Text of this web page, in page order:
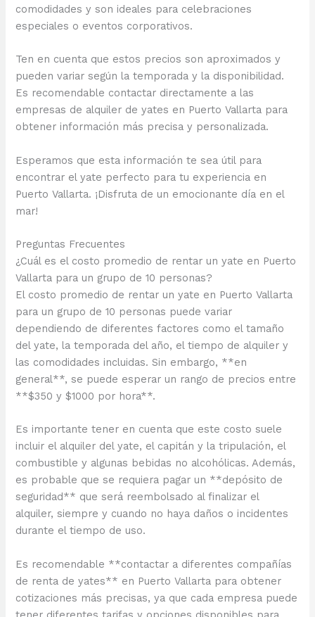
comodidades y son ideales para celebraciones
especiales o eventos corporativos.
Ten en cuenta que estos precios son aproximados y
pueden variar según la temporada y la disponibilidad.
Es recomendable contactar directamente a las
empresas de alquiler de yates en Puerto Vallarta para
obtener información más precisa y personalizada.
Esperamos que esta información te sea útil para
encontrar el yate perfecto para tu experiencia en
Puerto Vallarta. ¡Disfruta de un emocionante día en el
mar!
Preguntas Frecuentes
¿Cuál es el costo promedio de rentar un yate en Puerto
Vallarta para un grupo de 10 personas?
El costo promedio de rentar un yate en Puerto Vallarta
para un grupo de 10 personas puede variar
dependiendo de diferentes factores como el tamaño
del yate, la temporada del año, el tiempo de alquiler y
las comodidades incluidas. Sin embargo, **en
general**, se puede esperar un rango de precios entre
**$350 y $1000 por hora**.
Es importante tener en cuenta que este costo suele
incluir el alquiler del yate, el capitán y la tripulación, el
combustible y algunas bebidas no alcohólicas. Además,
es probable que se requiera pagar un **depósito de
seguridad** que será reembolsado al finalizar el
alquiler, siempre y cuando no haya daños o incidentes
durante el tiempo de uso.
Es recomendable **contactar a diferentes compañías
de renta de yates** en Puerto Vallarta para obtener
cotizaciones más precisas, ya que cada empresa puede